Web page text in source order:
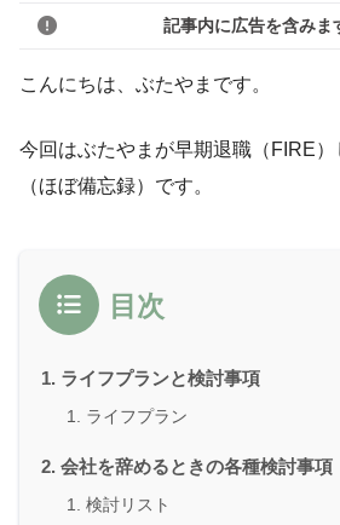
記事内に広告を含みま
こんにちは、ぶたやまです。
今回はぶたやまが早期退職（FIRE
（ほぼ備忘録）です。
目次
ライフプランと検討事項
ライフプラン
会社を辞めるときの各種検討事項
検討リスト